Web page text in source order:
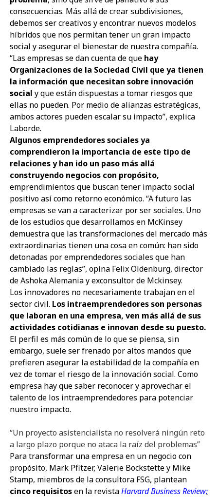
consecuencias. Más allá de crear subdivisiones,
debemos ser creativos y encontrar nuevos modelos
híbridos que nos permitan tener un gran impacto
social y asegurar el bienestar de nuestra compañía.
“Las empresas se dan cuenta de que hay
Organizaciones de la Sociedad Civil que ya tienen
la información que necesitan sobre innovación
social y que están dispuestas a tomar riesgos que
ellas no pueden. Por medio de alianzas estratégicas,
ambos actores pueden escalar su impacto”, explica
Laborde.
Algunos emprendedores sociales ya
comprendieron la importancia de este tipo de
relaciones y han ido un paso más allá
construyendo negocios con propósito,
emprendimientos que buscan tener impacto social
positivo así como retorno económico. “A futuro las
empresas se van a caracterizar por ser sociales. Uno
de los estudios que desarrollamos en McKinsey
demuestra que las transformaciones del mercado más
extraordinarias tienen una cosa en común: han sido
detonadas por emprendedores sociales que han
cambiado las reglas”, opina Felix Oldenburg, director
de Ashoka Alemania y exconsultor de Mckinsey.
Los innovadores no necesariamente trabajan en el
sector civil. Los intraemprendedores son personas
que laboran en una empresa, ven más allá de sus
actividades cotidianas e innovan desde su puesto.
El perfil es más común de lo que se piensa, sin
embargo, suele ser frenado por altos mandos que
prefieren asegurar la estabilidad de la compañía en
vez de tomar el riesgo de la innovación social. Como
empresa hay que saber reconocer y aprovechar el
talento de los intraemprendedores para potenciar
nuestro impacto.
“Un proyecto asistencialista no resolverá ningún reto
a largo plazo porque no ataca la raíz del problemas”
Para transformar una empresa en un negocio con
propósito, Mark Pfitzer, Valerie Bockstette y Mike
Stamp, miembros de la consultora FSG, plantean
cinco requisitosen la revistaHarvard Business Review: